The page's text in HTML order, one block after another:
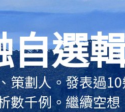
自選
策劃人。發表過
數千例。繼續空